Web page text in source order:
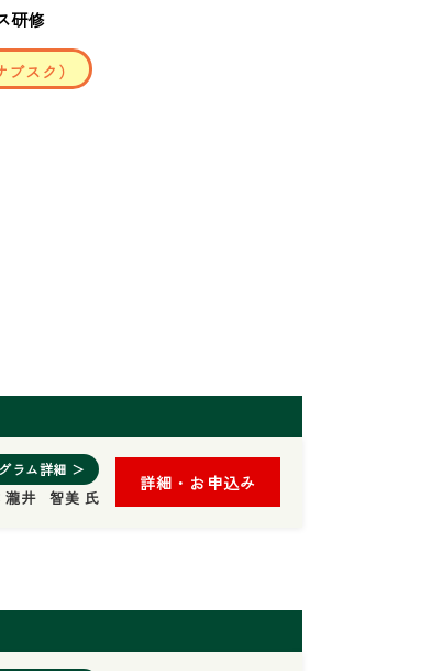
研修
スク）
ラム詳細 ＞
瀧井 智美 氏
詳細・お申込み